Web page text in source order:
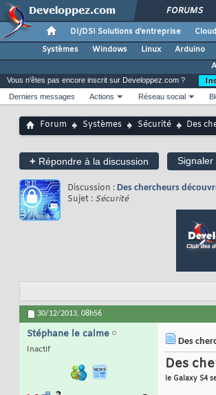
FORUMS
DI/DSI Solutions d'entreprise Cloud
Systèmes
Windows Linux Arduino
Vous n'êtes pas encore inscrit sur Developpez.com ?
Derniers messages
Actions Réseau social
Forum Systèmes Sécurité Des
+ Répondre à la discussion
Discussion : Des chercheurs
Sujet : Sécurité
30/12/2013, 08h56
Stéphane le calme
Inactif
Des
Des
le Galaxy S4